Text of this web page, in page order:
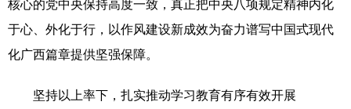
四川 贵州 云南 西藏
陕西 甘肃
新疆 内蒙古 黑龙江
于心、外化于行，以作风建设新成效为奋力谱写中国式现代
化广西篇章提供坚强保障。
坚持以上率下，扎实推动学习教育有序有效开展